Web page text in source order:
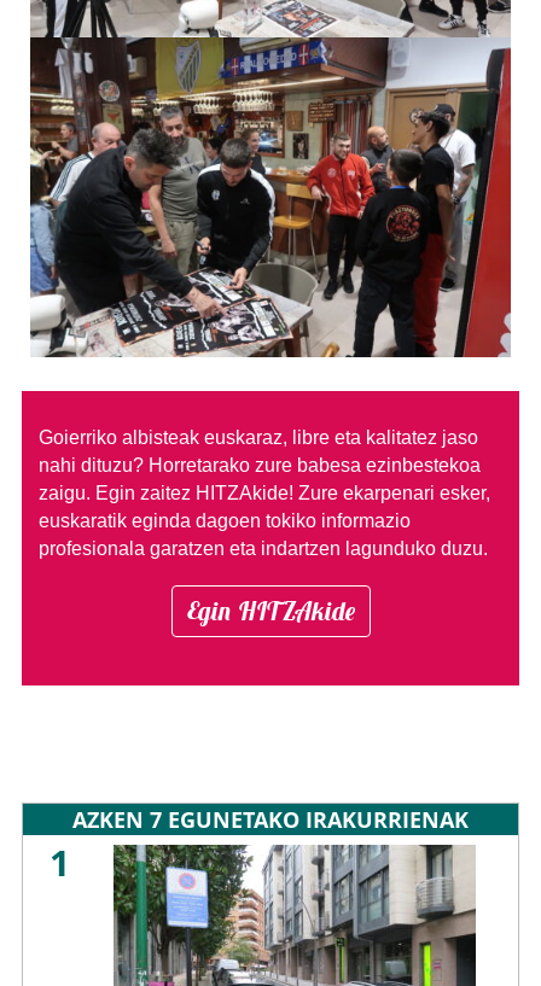
Goierriko albisteak euskaraz, libre eta kalitatez jaso
nahi dituzu? Horretarako zure babesa ezinbestekoa
zaigu. Egin zaitez HITZAkide! Zure ekarpenari esker,
euskaratik eginda dagoen tokiko informazio
profesionala garatzen eta indartzen lagunduko duzu.
Egin HITZAkide
AZKEN 7 EGUNETAKO IRAKURRIENAK
1